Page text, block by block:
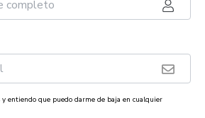
entiendo que puedo darme de baja en cualquier